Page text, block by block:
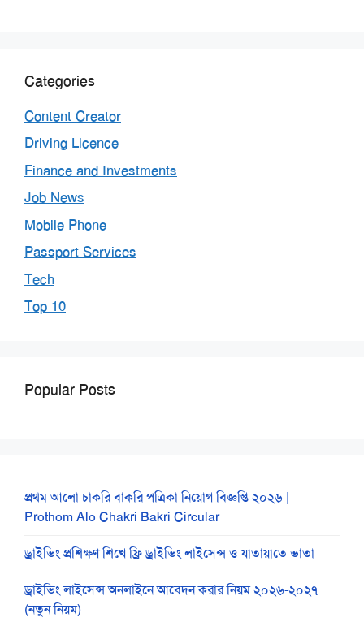
Categories
Content Creator
Driving Licence
Finance and Investments
Job News
Mobile Phone
Passport Services
Tech
Top 10
Popular Posts
প্রথম আলো চাকরি বাকরি পত্রিকা নিয়োগ বিজ্ঞপ্তি ২০২৬ |
Prothom Alo Chakri Bakri Circular
ড্রাইভিং প্রশিক্ষণ শিখে ফ্রি ড্রাইভিং লাইসেন্স ও যাতায়াতে ভাতা
ড্রাইভিং লাইসেন্স অনলাইনে আবেদন করার নিয়ম ২০২৬-২০২৭
(নতুন নিয়ম)